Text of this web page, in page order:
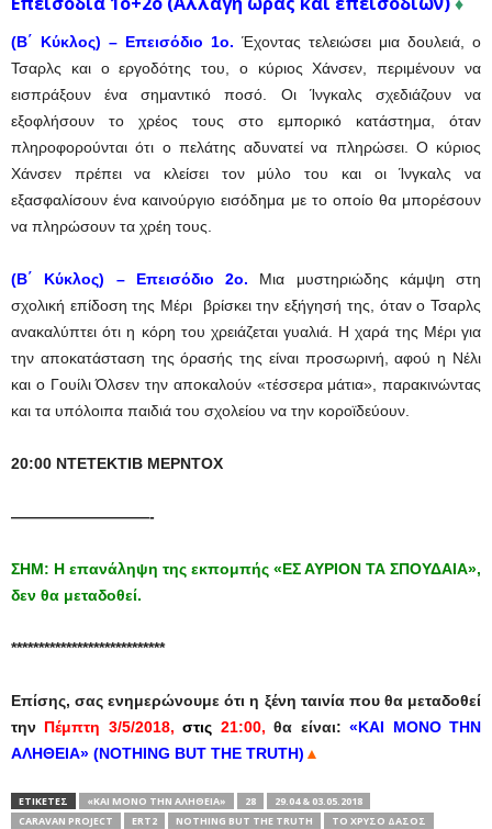
(Β΄ Κύκλος) – Επεισόδιο 1ο. Έχοντας τελειώσει μια δουλειά, ο
Τσαρλς και ο εργοδότης του, ο κύριος Χάνσεν, περιμένουν να
εισπράξουν ένα σημαντικό ποσό. Οι Ίνγκαλς σχεδιάζουν να
εξοφλήσουν το χρέος τους στο εμπορικό κατάστημα, όταν
πληροφορούνται ότι ο πελάτης αδυνατεί να πληρώσει. Ο κύριος
Χάνσεν πρέπει να κλείσει τον μύλο του και οι Ίνγκαλς να
εξασφαλίσουν ένα καινούργιο εισόδημα με το οποίο θα μπορέσουν
να πληρώσουν τα χρέη τους.
(Β΄ Κύκλος) – Επεισόδιο 2ο. Μια μυστηριώδης κάμψη στη
σχολική επίδοση της Μέρι βρίσκει την εξήγησή της, όταν ο Τσαρλς
ανακαλύπτει ότι η κόρη του χρειάζεται γυαλιά. Η χαρά της Μέρι για
την αποκατάσταση της όρασής της είναι προσωρινή, αφού η Νέλι
και ο Γουίλι Όλσεν την αποκαλούν «τέσσερα μάτια», παρακινώντας
και τα υπόλοιπα παιδιά του σχολείου να την κοροϊδεύουν.
20:00 ΝΤΕΤΕΚΤΙΒ ΜΕΡΝΤΟΧ
—————————-
ΣΗΜ: Η επανάληψη της εκπομπής «ΕΣ ΑΥΡΙΟΝ ΤΑ ΣΠΟΥΔΑΙΑ»,
δεν θα μεταδοθεί.
****************************
Επίσης, σας ενημερώνουμε ότι η ξένη ταινία που θα μεταδοθεί
την Πέμπτη 3/5/2018,στις 21:00, θα είναι:«ΚΑΙ ΜΟΝΟ ΤΗΝ
ΑΛΗΘΕΙΑ» (NOTHING BUT THE TRUTH) ▲
ΕΤΙΚΕΤΕΣ «ΚΑΙ ΜΌΝΟ ΤΗΝ ΑΛΉΘΕΙΑ» 28
29.04 & 03.05.2018
CARAVAN PROJECT
ERT2 NOTHING BUT THE TRUTH
TO XΡΥΣΟ ΔΑΣΟΣ